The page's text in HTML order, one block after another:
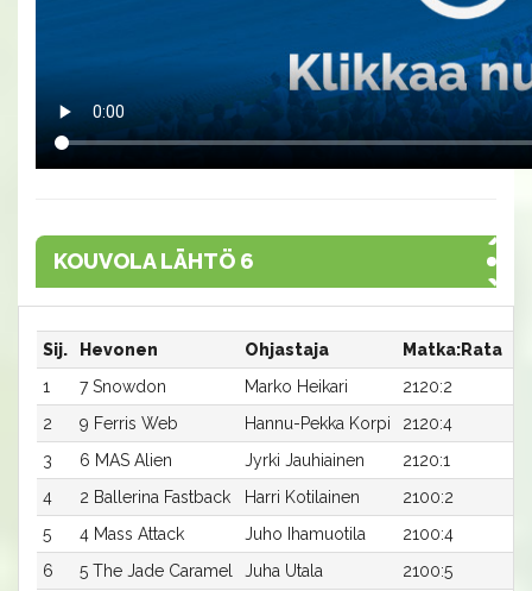
KOUVOLA LÄHTÖ 6
Sij. Hevonen Ohjastaja Matka:Rata
1
7 Snowdon Marko Heikari 2120:2
2
9 Ferris Web Hannu-Pekka Korpi 2120:4
3
6 MAS Alien Jyrki Jauhiainen 2120:1
4
2 Ballerina Fastback Harri Kotilainen 2100:2
5
4 Mass Attack Juho Ihamuotila 2100:4
6
5 The Jade Caramel Juha Utala 2100:5